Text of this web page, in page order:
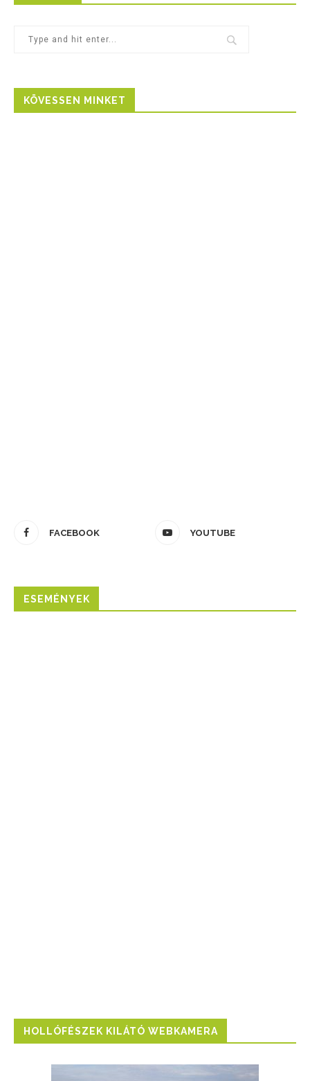
KÖVESSEN MINKET
FACEBOOK YOUTUBE
ESEMÉNYEK
HOLLÓFÉSZEK KILÁTÓ WEBKAMERA